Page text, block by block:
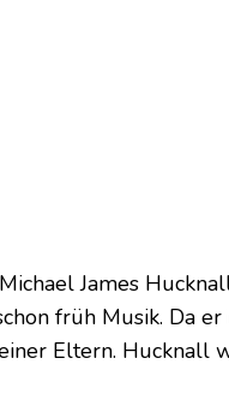
Michael James
früh Musik. Da
Eltern. Hucknall